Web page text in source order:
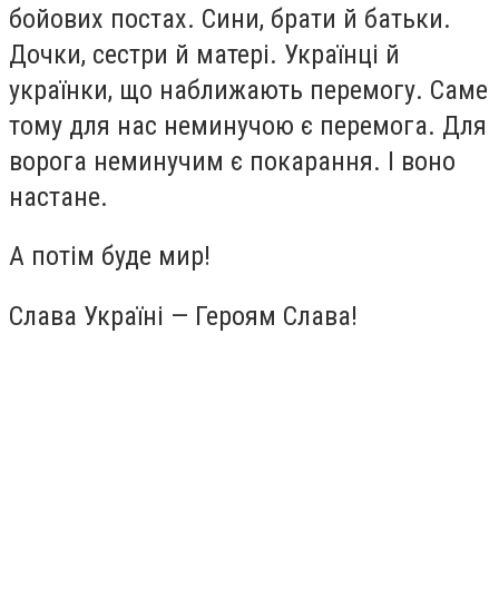
бойових постах. Сини, брати й батьки.
Дочки, сестри й матері. Українці й
українки, що наближають перемогу. Саме
тому для нас неминучою є перемога. Для
ворога неминучим є покарання. І воно
настане.
А потім буде мир!
Слава Україні — Героям Слава!